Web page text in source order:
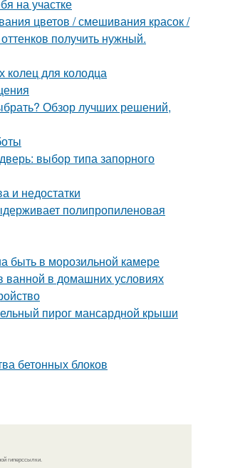
на участке
цветов / смешивания красок /
получить нужный.
колец для колодца
Обзор лучших решений,
выбор типа запорного
и недостатки
полипропиленовая
быть в морозильной камере
ванной в домашних условиях
пирог мансардной крыши
бетонных блоков
гиперссылки.